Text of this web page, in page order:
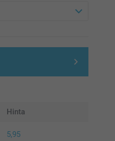
Hinta
5,95